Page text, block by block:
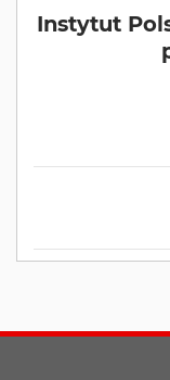
Instytut